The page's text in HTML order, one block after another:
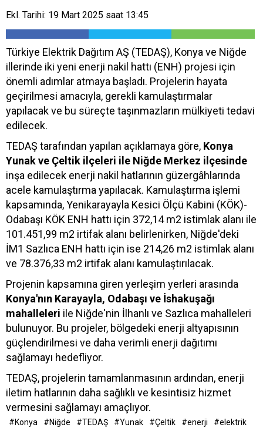
Ekl. Tarihi: 19 Mart 2025 saat 13:45
Türkiye Elektrik Dağıtım AŞ (TEDAŞ), Konya ve Niğde
illerinde iki yeni enerji nakil hattı (ENH) projesi için
önemli adımlar atmaya başladı. Projelerin hayata
geçirilmesi amacıyla, gerekli kamulaştırmalar
yapılacak ve bu süreçte taşınmazların mülkiyeti tedavi
edilecek.
TEDAŞ tarafından yapılan açıklamaya göre, Konya
Yunak ve Çeltik ilçeleri ile Niğde Merkez ilçesinde
inşa edilecek enerji nakil hatlarının güzergâhlarında
acele kamulaştırma yapılacak. Kamulaştırma işlemi
kapsamında, Yenikarayayla Kesici Ölçü Kabini (KÖK)-
Odabaşı KÖK ENH hattı için 372,14 m2 istimlak alanı ile
101.451,99 m2 irtifak alanı belirlenirken, Niğde'deki
İM1 Sazlıca ENH hattı için ise 214,26 m2 istimlak alanı
ve 78.376,33 m2 irtifak alanı kamulaştırılacak.
Projenin kapsamına giren yerleşim yerleri arasında
Konya'nın Karayayla, Odabaşı ve İshakuşağı
mahalleleri ile Niğde'nin İlhanlı ve Sazlıca mahalleleri
bulunuyor. Bu projeler, bölgedeki enerji altyapısının
güçlendirilmesi ve daha verimli enerji dağıtımı
sağlamayı hedefliyor.
TEDAŞ, projelerin tamamlanmasının ardından, enerji
iletim hatlarının daha sağlıklı ve kesintisiz hizmet
vermesini sağlamayı amaçlıyor.
#Konya #Niğde #TEDAŞ #Yunak #Çeltik #enerji
#elektrik